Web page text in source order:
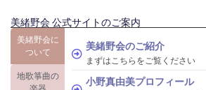
美緒野会 公式サイトのご案内
美緒野会に
ついて
地歌箏曲の
美緒野会のご紹介
まずはこちらをご覧ください
小野真由美プロフィール